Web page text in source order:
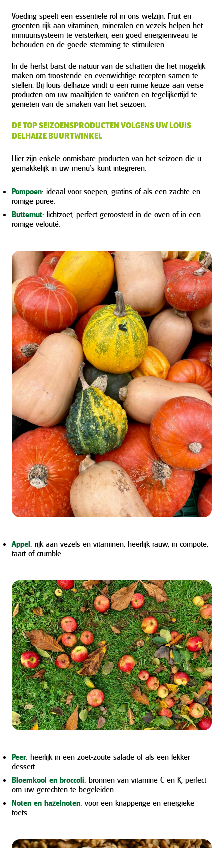
Voeding speelt een essentiële rol in ons welzijn. Fruit en
groenten rijk aan vitaminen, mineralen en vezels helpen het
immuunsysteem te versterken, een goed energieniveau te
behouden en de goede stemming te stimuleren.
In de herfst barst de natuur van de schatten die het mogelijk
maken om troostende en evenwichtige recepten samen te
stellen. Bij louis delhaize vindt u een ruime keuze aan verse
producten om uw maaltijden te variëren en tegelijkertijd te
genieten van de smaken van het seizoen.
DE TOP SEIZOENSPRODUCTEN VOLGENS UW LOUIS
DELHAIZE BUURTWINKEL
Hier zijn enkele onmisbare producten van het seizoen die u
gemakkelijk in uw menu’s kunt integreren:
Pompoen: ideaal voor soepen, gratins of als een zachte en
romige puree.
Butternut: lichtzoet, perfect geroosterd in de oven of in een
romige velouté.
Appel: rijk aan vezels en vitaminen, heerlijk rauw, in compote,
taart of crumble.
Peer: heerlijk in een zoet-zoute salade of als een lekker
dessert.
Bloemkool en broccoli: bronnen van vitamine C en K, perfect
om uw gerechten te begeleiden.
Noten en hazelnoten: voor een knapperige en energieke
toets.